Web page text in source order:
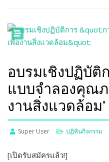
อบรมเชิงปฏิบัติ
แบบจำลองคุณภ
งานสิ่งแวดล้อม"
Super User ปฏิทินกิจกรรม
[เปิดรับสมัครแล้ว!]